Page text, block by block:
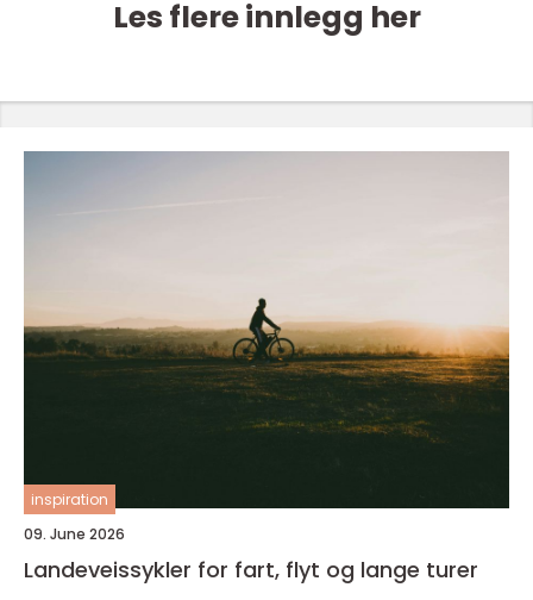
Les flere innlegg her
inspiration
09. June 2026
Landeveissykler for fart, flyt og lange turer